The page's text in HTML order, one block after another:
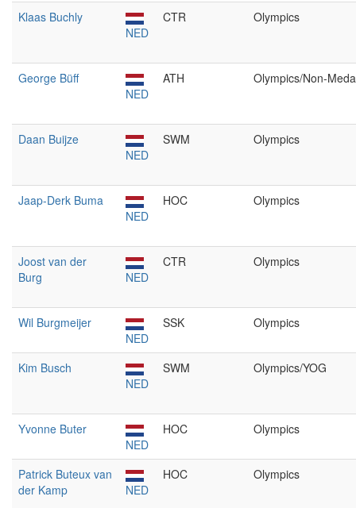
Klaas Buchly
NED
CTR Olympics
George Büff
NED
ATH Olympics/Non-
Daan Buijze
NED
SWM Olympics
Jaap-Derk Buma
NED
HOC Olympics
Joost van der
Burg
NED
CTR Olympics
Wil Burgmeijer
NED
SSK Olympics
Kim Busch
NED
SWM Olympics/YOG
Yvonne Buter
NED
HOC Olympics
Patrick Buteux van
der Kamp
NED
HOC Olympics